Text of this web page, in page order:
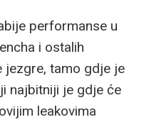
performanse u
i ostalih
jezgre, tamo gdje je
najbitniji je gdje će
leakovima